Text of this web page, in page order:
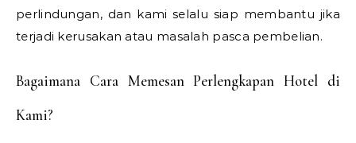
perlindungan, dan kami selalu siap membantu jika
terjadi kerusakan atau masalah pasca pembelian.
Bagaimana Cara Memesan Perlengkapan Hotel di
Kami?